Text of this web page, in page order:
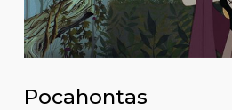
Pocahontas